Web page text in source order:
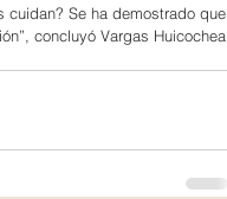
cuidan? Se ha demostrado que
concluyó Vargas Huicochea.